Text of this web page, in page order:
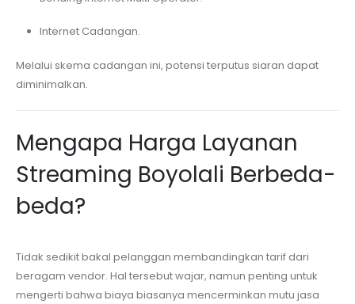
Internet Cadangan.
Melalui skema cadangan ini, potensi terputus siaran dapat
diminimalkan.
Mengapa Harga Layanan
Streaming Boyolali Berbeda-
beda?
Tidak sedikit bakal pelanggan membandingkan tarif dari
beragam vendor. Hal tersebut wajar, namun penting untuk
mengerti bahwa biaya biasanya mencerminkan mutu jasa